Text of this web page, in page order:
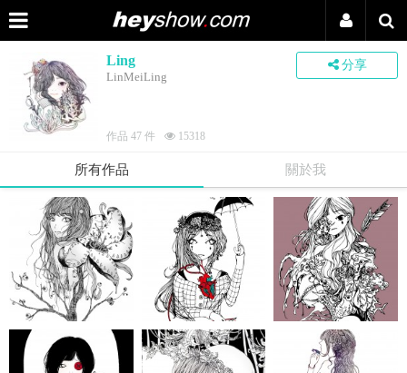
Ling
LinMeiLing
作品 47 件 15318
分享
所有作品 關於我